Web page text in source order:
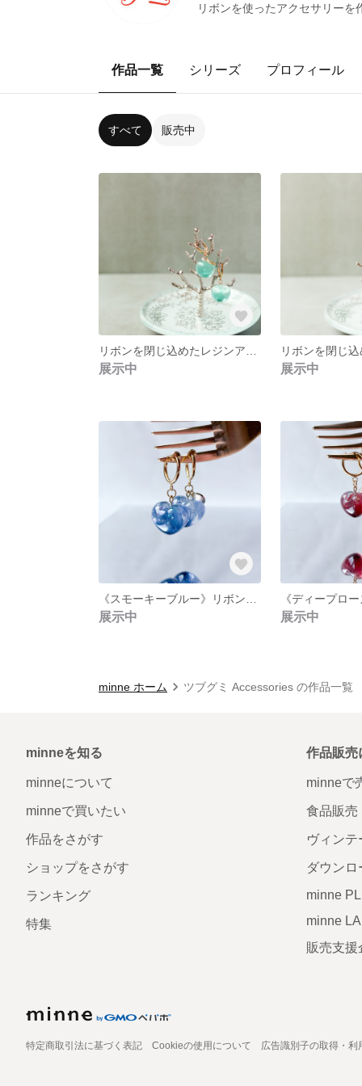
リボンを使ったアクセサリー
作品一覧 シリーズ プロフィール
すべて 販売中
展示中 展示中
展示中 展示中
minne ホーム ツブグミ Accessories の作品一覧
minneを知る
minneについて
minneで買いたい
作品をさがす
ショップをさがす
ランキング
特集
作品販売
minneで
食品販売
ヴィンテ
ダウンロ
minne
minne
販売支援
特定商取引法に基づく表記 Cookieの使用について 広告識別子の取得・利